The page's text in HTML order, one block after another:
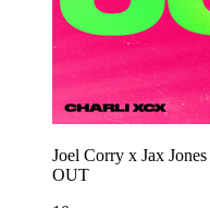
Joel Corry x Jax
OUT